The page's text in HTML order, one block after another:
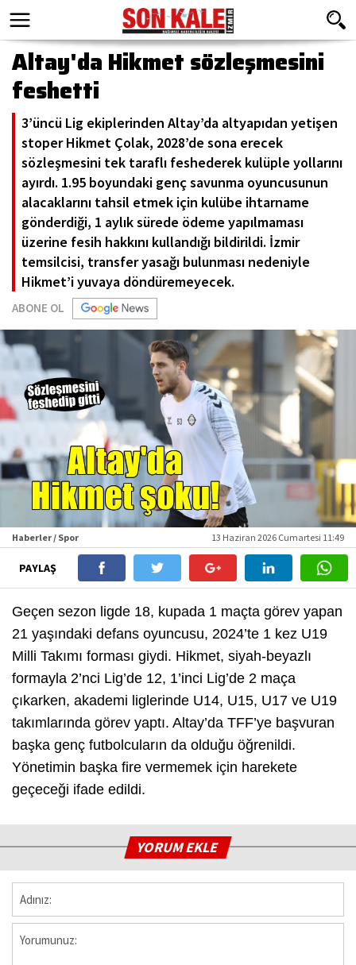
Altay'da Hikmet sözleşmesini
feshetti
3’üncü Lig ekiplerinden Altay’da altyapıdan yetişen
stoper Hikmet Çolak, 2028’de sona erecek
sözleşmesini tek taraflı feshederek kulüple yollarını
ayırdı. 1.95 boyundaki genç savunma oyuncusunun
alacaklarını tahsil etmek için kulübe ihtarname
gönderdiği, 1 aylık sürede ödeme yapılmaması
üzerine fesih hakkını kullandığı bildirildi. İzmir
temsilcisi, transfer yasağı bulunması nedeniyle
Hikmet’i yuvaya döndüremeyecek.
ABONE OL
Haberler / Spor 13 Haziran 2026 Cumartesi 11:49
PAYLAŞ
Geçen sezon ligde 18, kupada 1 maçta görev yapan
21 yaşındaki defans oyuncusu, 2024’te 1 kez U19
Milli Takımı forması giydi. Hikmet, siyah-beyazlı
formayla 2’nci Lig’de 12, 1’inci Lig’de 2 maça
çıkarken, akademi liglerinde U14, U15, U17 ve U19
takımlarında görev yaptı. Altay’da TFF’ye başvuran
başka genç futbolcuların da olduğu öğrenildi.
Yönetimin başka fire vermemek için harekete
geçeceği ifade edildi.
YORUM EKLE